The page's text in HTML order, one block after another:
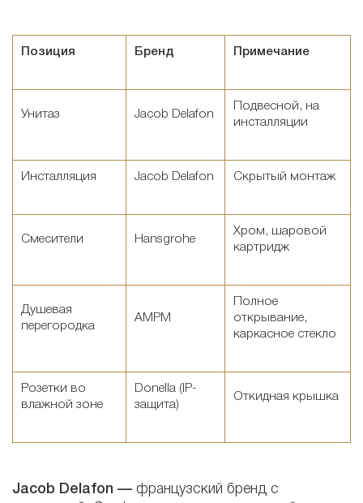
Позиция Бренд Примечание
Унитаз Jacob Delafon
Подвесной, на
инсталляции
Инсталляция Jacob Delafon Скрытый монтаж
Смесители Hansgrohe
Хром, шаровой
картридж
Душевая
перегородка
AMPM
Полное
открывание,
каркасное стекло
Розетки во
влажной зоне
Donella (IP-
защита)
Откидная крышка
Jacob Delafon — французский бренд с